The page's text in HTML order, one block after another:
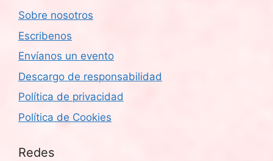
Sobre nosotros
Escribenos
Envíanos un evento
Descargo de responsabilidad
Política de privacidad
Política de Cookies
Redes